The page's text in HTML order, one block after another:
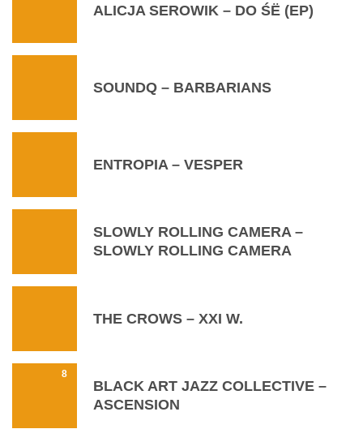
ALICJA SEROWIK – DO ŚË (EP)
SOUNDQ – BARBARIANS
ENTROPIA – VESPER
SLOWLY ROLLING CAMERA –
SLOWLY ROLLING CAMERA
THE CROWS – XXI W.
8
BLACK ART JAZZ COLLECTIVE –
ASCENSION